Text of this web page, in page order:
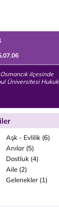
ilçesinde
Üniversitesi Hukuk
Aşk - Evlilik (6)
Anılar (5)
Dostluk (4)
Aile (2)
Gelenekler (1)